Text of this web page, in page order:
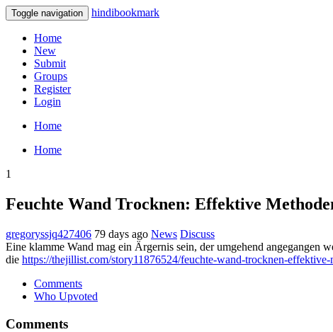
Toggle navigation hindibookmark
Home
New
Submit
Groups
Register
Login
Home
Home
1
Feuchte Wand Trocknen: Effektive
gregoryssjq427406 79 days ago News Discuss
Eine klamme Wand mag ein Ärgernis sein, der umgehend
die https://thejillist.com/story11876524/feuchte-wand-trocknen-effektive-
Comments
Who Upvoted
Comments